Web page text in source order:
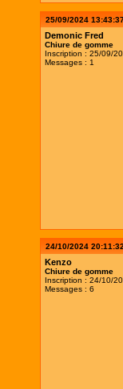
25/09/2024
Demonic Fred
Chiure de gomme
Inscription : 25/09/
Messages : 1
24/10/2024
Kenzo
Chiure de gomme
Inscription : 24/10/
Messages : 6